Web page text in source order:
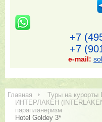
+7
+7
e-mail:
Главная
Туры на курорты
ИНТЕРЛАКЕН
парапланеризм
Hotel Goldey 3*